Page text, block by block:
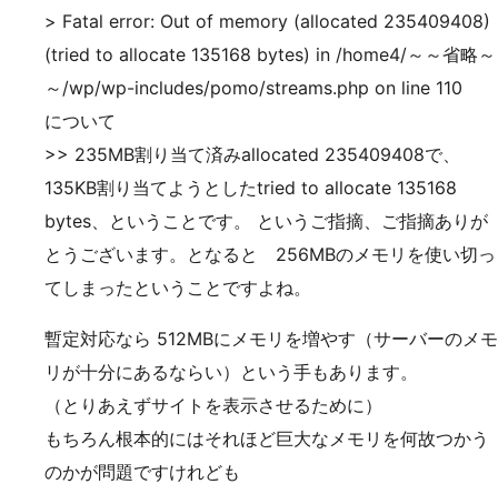
> Fatal error: Out of memory (allocated 235409408)
(tried to allocate 135168 bytes) in /home4/～～省略～
～/wp/wp-includes/pomo/streams.php on line 110
について
>> 235MB割り当て済みallocated 235409408で、
135KB割り当てようとしたtried to allocate 135168
bytes、ということです。 というご指摘、ご指摘ありが
とうございます。となると 256MBのメモリを使い切っ
てしまったということですよね。
暫定対応なら 512MBにメモリを増やす（サーバーのメモ
リが十分にあるならい）という手もあります。
（とりあえずサイトを表示させるために）
もちろん根本的にはそれほど巨大なメモリを何故つかう
のかが問題ですけれども